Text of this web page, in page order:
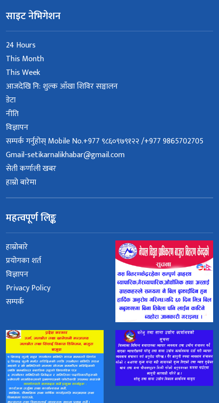
साइट नेभिगेशन
24 Hours
This Month
This Week
आजदेखि नि: शुल्क आँखा शिविर सञ्चालन
डेटा
नीति
विज्ञापन
सम्पर्क गर्नुहोस् Mobile No.+977 ९८६०९७९१२२ /+977 9865702705
Gmail-setikarnalikhabar@gmail.com
सेती कर्णाली खबर
हाम्रो बारेमा
महत्वपूर्ण लिङ्क
हाम्रोबारे
प्रयोगका शर्त
विज्ञापन
Privacy Policy
सम्पर्क